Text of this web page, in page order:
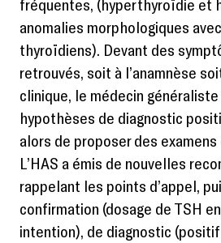
fréquentes, (hyperthyroïdie et
anomalies morphologiques
thyroïdiens). Devant des
retrouvés, soit à l’anamnèse
clinique, le médecin
hypothèses de diagnostic
alors de proposer des
L’HAS a émis de nouvelles
rappelant les points d’appel,
confirmation (dosage de TSH
intention), de diagnostic